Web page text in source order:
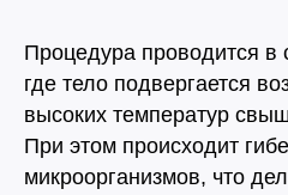
Процедура проводится в
где тело подвергается
высоких температур
При этом происходит
микроорганизмов, что